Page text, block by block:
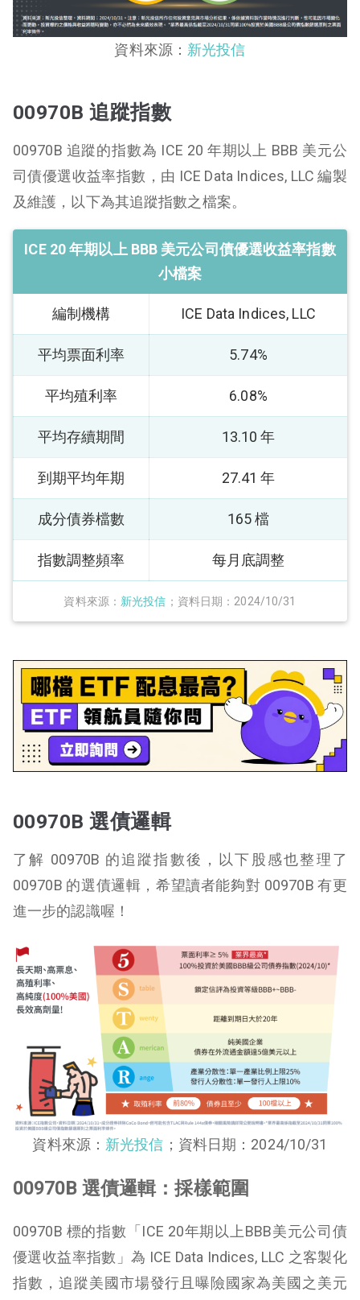
資料來源： 新光投信
00970B 追蹤指數
00970B 追蹤的指數為 ICE 20 年期以上 BBB 美元公
司債優選收益率指數，由 ICE Data Indices, LLC 編製
及維護，以下為其追蹤指數之檔案。
資料來源： 新光投信 ；資料日期：2024/10/31
ICE 20 年期以上 BBB 美元公司債優選收益率指數
小檔案
編制機構 ICE Data Indices, LLC
平均票面利率 5.74%
平均殖利率 6.08%
平均存續期間 13.10 年
到期平均年期 27.41 年
成分債券檔數 165 檔
指數調整頻率 每月底調整
00970B 選債邏輯
了解 00970B 的追蹤指數後，以下股感也整理了
00970B 的選債邏輯，希望讀者能夠對 00970B 有更
進一步的認識喔！
資料來源： 新光投信 ；資料日期：2024/10/31
00970B 選債邏輯：採樣範圍
00970B 標的指數「ICE 20年期以上BBB美元公司債
優選收益率指數」為 ICE Data Indices, LLC 之客製化
指數，追蹤美國市場發行且曝險國家為美國之美元